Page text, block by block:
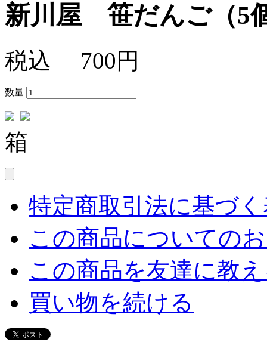
新川屋 笹だんご（5
税込 700円
数量
箱
特定商取引法に基づ
この商品についての
この商品を友達に教
買い物を続ける